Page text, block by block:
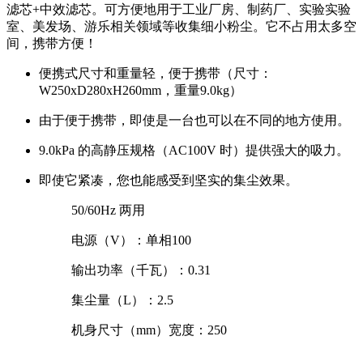
滤芯+中效滤芯。 可方便地用于工业厂房、制药厂、实验实验
室、美发场、游乐相关领域等收集细小粉尘。 它不占用太多空
间，携带方便！
便携式尺寸和重量轻，便于携带（尺寸：
W250xD280xH260mm，重量9.0kg）
由于便于携带，即使是一台也可以在不同的地方使用。
9.0kPa 的高静压规格（AC100V 时）提供强大的吸力。
即使它紧凑，您也能感受到坚实的集尘效果。
50/60Hz 两用
电源（V）：单相100
输出功率（千瓦）：0.31
集尘量（L）：2.5
机身尺寸（mm）宽度：250